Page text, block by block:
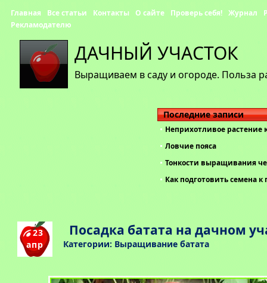
ДАЧНЫЙ УЧАСТОК
Выращиваем в саду и огороде. Польза
Главная Все статьи Контакты О сайте Проверь себя! Журнал
Рекламодателю
Последние записи
Неприхотливое растение
Ловчие пояса
Тонкости выращивания
Как подготовить семена к
23
апр
Посадка батата на дачном
Категории: Выращивание батата